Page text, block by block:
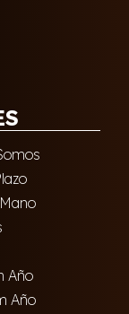
Año
Año